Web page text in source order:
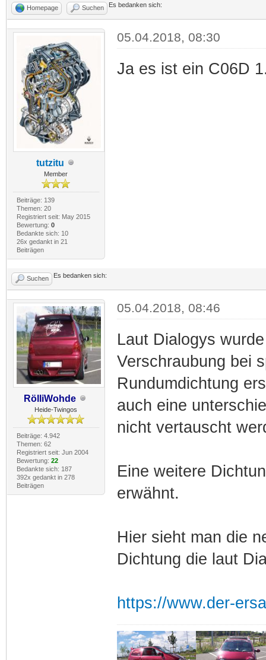
Homepage Suchen Es bedanken sich:
tutzitu
Member
Beiträge: 139
Themen: 20
Registriert seit: May 2015
Bewertung: 0
Bedankte sich: 10
26x gedankt in 21
Beiträgen
05.04.2018, 08:30
Ja es ist ein C06D
Suchen Es bedanken sich:
RölliWohde
Heide-Twingos
Beiträge: 4.942
Themen: 62
Registriert seit: Jun 2004
Bewertung: 22
Bedankte sich: 187
392x gedankt in 278
Beiträgen
05.04.2018, 08:46
Laut Dialogys
Verschraubung bei
Rundumdichtung
auch eine
nicht vertauscht
Eine weitere
erwähnt.
Hier sieht man die
Dichtung die laut
https://www.der-